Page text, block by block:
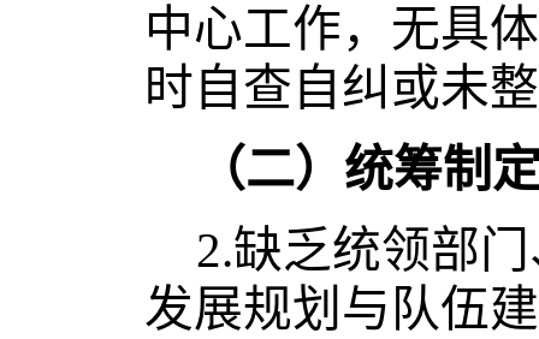
中心工作，无具
时自查自纠或未
（二）统筹制
2.缺乏统领部
发展规划与队伍